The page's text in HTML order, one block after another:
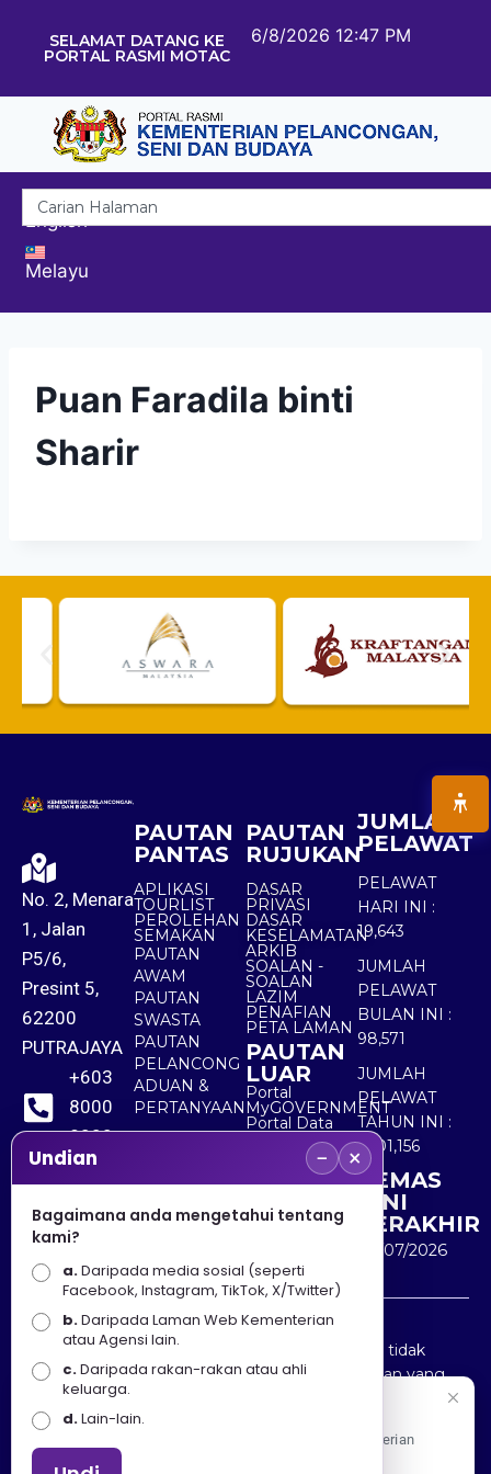
SELAMAT DATANG KE
PORTAL RASMI MOTAC
6/8/2026 12:47 PM
English
Melayu
Puan Faradila binti
Sharir
No. 2, Menara
1, Jalan
P5/6,
Presint 5,
62200
PUTRAJAYA
+603
8000
8000
+603
8891
7100
PAUTAN
PANTAS
APLIKASI
TOURLIST
PEROLEHAN
SEMAKAN
PAUTAN
AWAM
PAUTAN
SWASTA
PAUTAN
PELANCONG
ADUAN &
PERTANYAAN
PAUTAN
RUJUKAN
DASAR
PRIVASI
DASAR
KESELAMATAN
ARKIB
SOALAN -
SOALAN
LAZIM
PENAFIAN
PETA LAMAN
PAUTAN
LUAR
Portal
MyGOVERNMENT
Portal Data
Terbuka
Sektor Awam
JUMLAH
PELAWAT
PELAWAT
HARI INI :
19,643
JUMLAH
PELAWAT
BULAN INI :
98,571
JUMLAH
PELAWAT
TAHUN INI :
5,501,156
KEMAS
KINI
TERAKHIR
30/07/2026
Penafian : Kerajaan Malaysia dan Kementerian
Pelancongan Seni dan Budaya (MOTAC) adalah tidak
bertanggungjawab atas kehilangan atau kerugian yang
disebabkan oleh penggunaan mana-mana maklumat
yang diperolehi dari portal ini.
Undian − ×
Bagaimana anda mengetahui tentang
kami?
a.Daripada media sosial (seperti
Facebook, Instagram, TikTok, X/Twitter)
b.Daripada Laman Web Kementerian
atau Agensi lain.
c.Daripada rakan-rakan atau ahli
keluarga.
d.Lain-lain.
Apa Khabar! Selamat datang ke Portal Rasmi Kementerian
Pelancongan, Seni dan Budaya